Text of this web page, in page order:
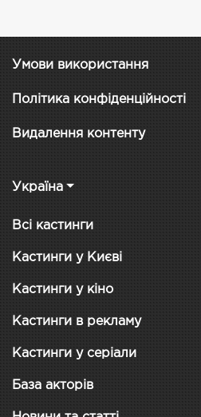
Умови використання
Політика конфіденційності
Видалення контенту
Україна
Всі кастинги
Кастинги у Києві
Кастинги у кіно
Кастинги в рекламу
Кастинги у серіали
База акторів